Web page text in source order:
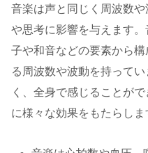
音楽は声と同じく周波数
や思考に影響を与えます
子や和音などの要素から
る周波数や波動を持って
く、全身で感じることが
に様々な効果をもたらしま